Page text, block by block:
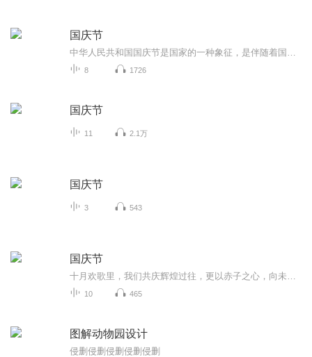
国庆节
8 1726
国庆节
11 2.1万
国庆节
3 543
国庆节
10 465
图解动物园设计
侵删侵删侵删侵删侵删